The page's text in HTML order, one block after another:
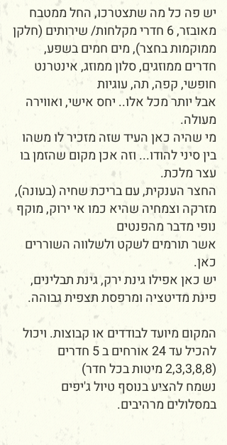
יש פה כל מה שתצטרכו, החל ממטבח
מאובזר, 6 חדרי מקלחות/ שירותים (חלקן
ממוקמות בחצר), מים חמים בשפע,
חדרים ממוזגים, סלון ממוזג, אינטרנט
חופשי, קפה, תה, עוגיות
אבל יותר מכל אלו.. יחס אישי, ואווירה
מעולה.
מי שהיה כאן העיד שזה מזכיר לו משהו
בין סיני להודו... וזה אכן מקום שהזמן בו
עצר מלכת.
החצר הענקית, עם בריכת שחיה (בעונה),
מזרקה וצמחיה שהיא כמו אי ירוק, מוקף
נופי מדבר מהפנטים
אשר תורמים לשקט ולשלווה השוררים
כאן.
יש כאן אפילו גינת ירק, גינת תבלינים,
פינת מדיטציה ומרפסת תצפית גבוהה.
המקום מיועד לבודדים או קבוצות. ויכול
להכיל עד 24 אורחים ב 5 חדרים
(2,3,3,8,8 מיטות בכל חדר)
נשמח להציע בנוסף טיול ג'יפים
במסלולים מרהיבים.